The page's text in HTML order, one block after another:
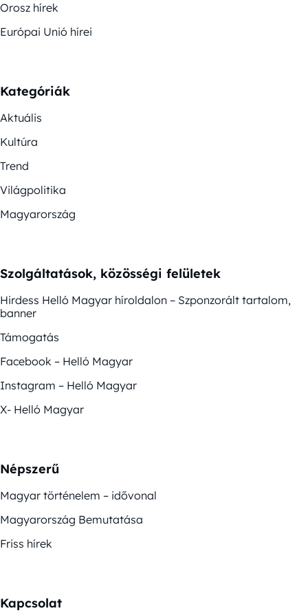
Orosz hírek
Európai Unió hírei
Kategóriák
Aktuális
Kultúra
Trend
Világpolitika
Magyarország
Szolgáltatások, közösségi felületek
Hirdess Helló Magyar híroldalon – Szponzorált tartalom,
banner
Támogatás
Facebook – Helló Magyar
Instagram – Helló Magyar
X- Helló Magyar
Népszerű
Magyar történelem – idővonal
Magyarország Bemutatása
Friss hírek
Kapcsolat